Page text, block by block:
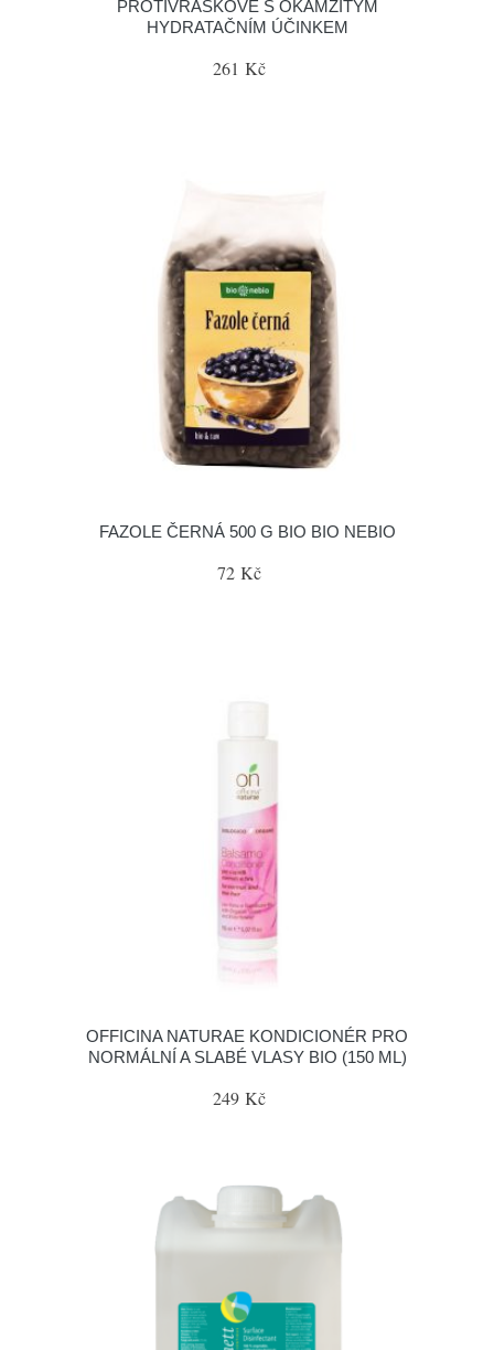
PROTIVRÁSKOVÉ S OKAMŽITÝM
HYDRATAČNÍM ÚČINKEM
261 Kč
FAZOLE ČERNÁ 500 G BIO BIO NEBIO
72 Kč
OFFICINA NATURAE KONDICIONÉR PRO
NORMÁLNÍ A SLABÉ VLASY BIO (150 ML)
249 Kč